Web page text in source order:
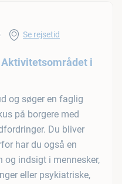
Se rejsetid
i
og søger en faglig
på borgere med
Du bliver
har du også en
og indsigt i mennesker,
eller psykiatriske,